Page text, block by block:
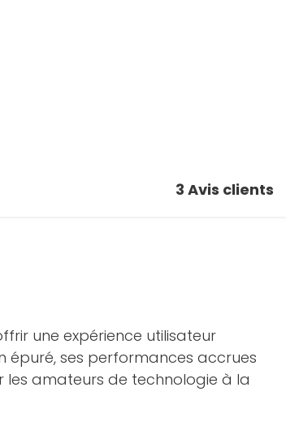
3 Avis clients
une expérience utilisateur
épuré, ses performances accrues
les amateurs de technologie à la